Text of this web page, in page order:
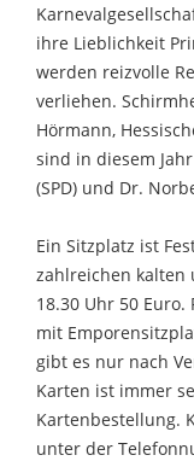
ihre Lieblichkeit
werden reizvolle
verliehen.
Hörmann,
sind in diesem
(SPD) und Dr.
Ein Sitzplatz ist
zahlreichen kalten
18.30 Uhr 50
mit
gibt es nur nach
Karten ist immer
Kartenbestellung.
unter der